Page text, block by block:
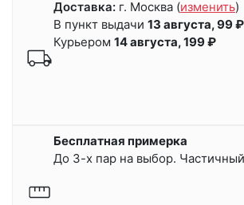
Доставка: г. Москва (изменить)
В пункт выдачи 13 августа, 99 ₽
Курьером 14 августа, 199 ₽
Бесплатная примерка
До 3-х пар на выбор.